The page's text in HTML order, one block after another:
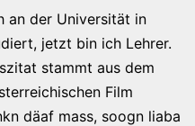
an der Universität in
jetzt bin ich Lehrer.
stammt aus dem
Film
däaf mass, soogn liaba